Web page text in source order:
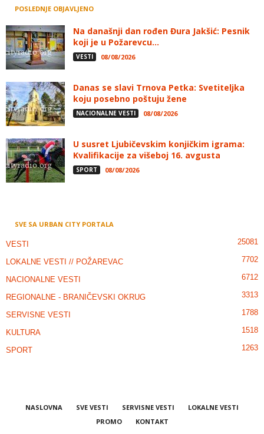
POSLEDNJE OBJAVLJENO
Na današnji dan rođen Đura Jakšić: Pesnik
koji je u Požarevcu...
VESTI 08/08/2026
Danas se slavi Trnova Petka: Svetiteljka
koju posebno poštuju žene
NACIONALNE VESTI 08/08/2026
U susret Ljubičevskim konjičkim igrama:
Kvalifikacije za višeboj 16. avgusta
SPORT 08/08/2026
SVE SA URBAN CITY PORTALA
VESTI 25081
LOKALNE VESTI // POŽAREVAC 7702
NACIONALNE VESTI 6712
REGIONALNE - BRANIČEVSKI OKRUG 3313
SERVISNE VESTI 1788
KULTURA 1518
SPORT 1263
NASLOVNA SVE VESTI SERVISNE VESTI
LOKALNE VESTI
PROMO
KONTAKT